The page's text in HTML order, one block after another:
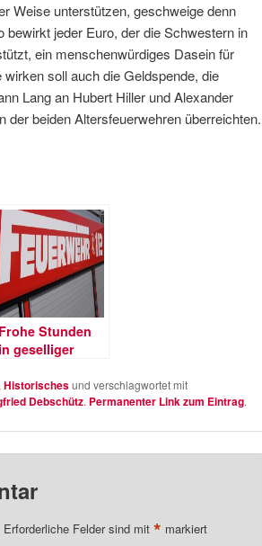
Weise unterstützen, geschweige denn
jeder Euro, der die Schwestern in
ein menschenwürdiges Dasein für
soll auch die Geldspende, die
Lang an Hubert Hiller und Alexander
beiden Altersfeuerwehren überreichten.
Frohe Stunden
in geselliger
Historischesund verschlagwortet mit
Debschütz. Permanenter Link zum Eintrag.
Erforderliche Felder sind mit* markiert